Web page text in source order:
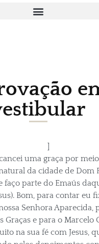
uma graça por
da cidade de Dom
faço parte do Emaús
Bom, para contar eu
Senhora Aparecida,
Graças e para o Marcelo
na sua fé com Jesus,